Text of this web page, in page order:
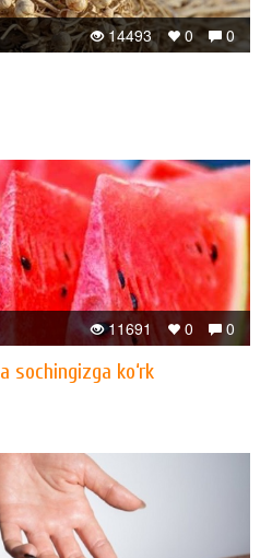
0
0
14493
0
0
11691
sochingizga ko‘rk